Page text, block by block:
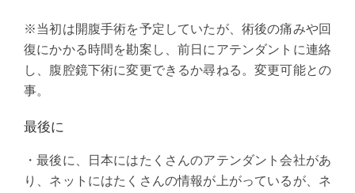
※当初は開腹手術を予定していたが、術後の痛みや回
復にかかる時間を勘案し、前日にアテンダントに連絡
し、腹腔鏡下術に変更できるか尋ねる。変更可能との
事。
最後に
・最後に、日本にはたくさんのアテンダント会社があ
り、ネットにはたくさんの情報が上がっているが、ネ